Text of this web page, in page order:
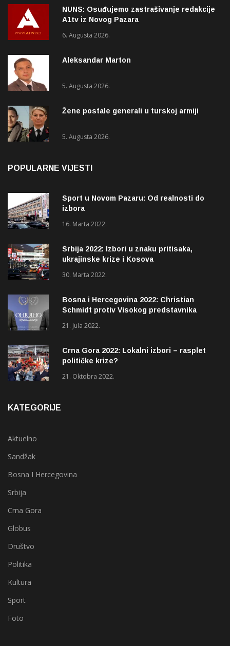
NUNS: Osuđujemo zastrašivanje redakcije
A1tv iz Novog Pazara
6. Augusta 2026.
Aleksandar Marton
5. Augusta 2026.
Žene postale generali u turskoj armiji
5. Augusta 2026.
POPULARNE VIJESTI
Sport u Novom Pazaru: Od realnosti do
izbora
16. Marta 2022.
Srbija 2022: Izbori u znaku pritisaka,
ukrajinske krize i Kosova
30. Marta 2022.
Bosna i Hercegovina 2022: Christian
Schmidt protiv Visokog predstavnika
21. Jula 2022.
Crna Gora 2022: Lokalni izbori – rasplet
političke krize?
21. Oktobra 2022.
KATEGORIJE
Aktuelno
Sandžak
Bosna I Hercegovina
Srbija
Crna Gora
Globus
Društvo
Politika
Kultura
Sport
Foto